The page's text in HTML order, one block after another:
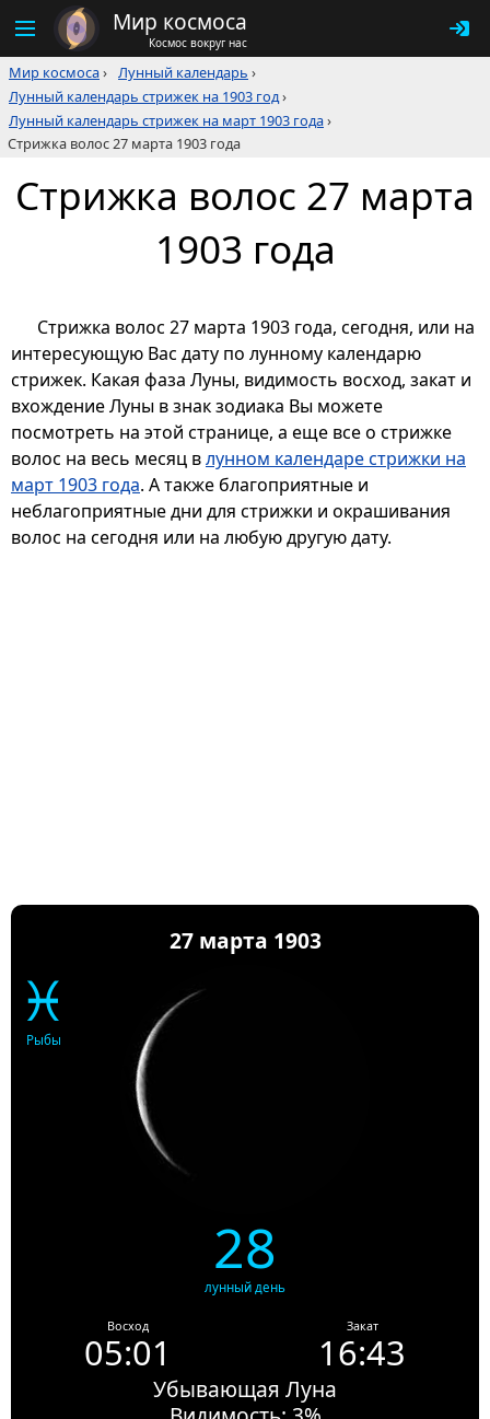
Мир космоса
Космос вокруг нас
Мир космоса› Лунный календарь ›
Лунный календарь стрижек на 1903 год›
Лунный календарь стрижек на март 1903 года›
Стрижка волос 27 марта 1903 года
Стрижка волос 27 марта
1903 года
Стрижка волос 27 марта 1903 года, сегодня, или на
интересующую Вас дату по лунному календарю
стрижек. Какая фаза Луны, видимость восход, закат и
вхождение Луны в знак зодиака Вы можете
посмотреть на этой странице, а еще все о стрижке
волос на весь месяц влунном календаре стрижки на
март 1903 года. А также благоприятные и
неблагоприятные дни для стрижки и окрашивания
волос на сегодня или на любую другую дату.
27 марта 1903
♓
Рыбы
28
лунный день
Восход
05:01
Закат
16:43
Убывающая Луна